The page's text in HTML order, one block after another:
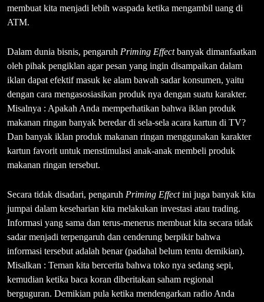
membuat kita menjadi lebih waspada ketika mengambil uang di
ATM.
Dalam dunia bisnis, pengaruh Priming Effectbanyak dimanfaatkan
oleh pihak pengiklan agar pesan yang ingin disampaikan dalam
iklan dapat efektif masuk ke alam bawah sadar konsumen, yaitu
dengan cara mengasosiasikan produk nya dengan suatu karakter.
Misalnya : Apakah Anda memperhatikan bahwa iklan produk
makanan ringan banyak beredar di sela-sela acara kartun di TV?
Dan banyak iklan produk makanan ringan menggunakan karakter
kartun favorit untuk menstimulasi anak-anak membeli produk
makanan ringan tersebut.
Secara tidak disadari, pengaruh Priming Effectini juga banyak kita
jumpai dalam keseharian kita melakukan investasi atau trading.
Informasi yang sama dan terus-menerus membuat kita secara tidak
sadar menjadi terpengaruh dan cenderung berpikir bahwa
informasi tersebut adalah benar (padahal belum tentu demikian).
Misalkan : Teman kita bercerita bahwa toko nya sedang sepi,
kemudian ketika baca koran diberitakan saham regional
berguguran. Demikian pula ketika mendengarkan radio Anda